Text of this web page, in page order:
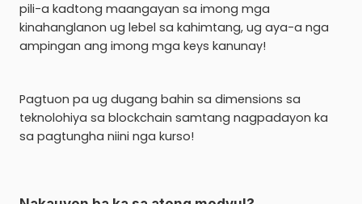
pili-a kadtong maangayan sa imong mga
kinahanglanon ug lebel sa kahimtang, ug aya-a nga
ampingan ang imong mga keys kanunay!
Pagtuon pa ug dugang bahin sa dimensions sa
teknolohiya sa blockchain samtang nagpadayon ka
sa pagtungha niini nga kurso!